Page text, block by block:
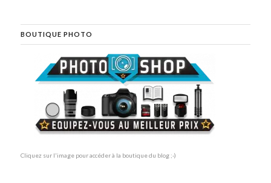
BOUTIQUE PHOTO
Cliquez sur l'image pour accéder à la boutique du blog ;-)